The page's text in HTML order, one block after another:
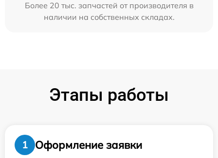
Более 20 тыс. запчастей от производителя в
наличии на собственных складах.
Этапы работы
1 Оформление заявки